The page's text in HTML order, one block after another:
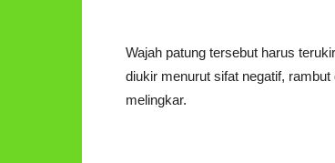
Wajah patung tersebut harus
diukir menurut sifat negatif,
melingkar.